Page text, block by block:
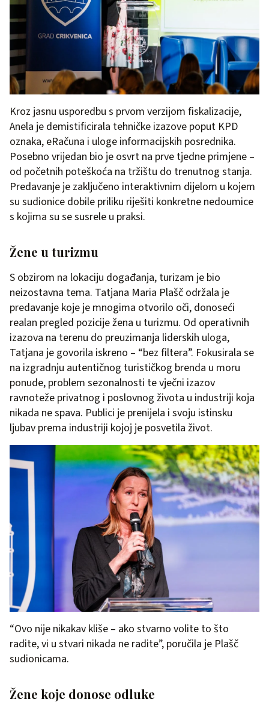
Kroz jasnu usporedbu s prvom verzijom fiskalizacije,
Anela je demistificirala tehničke izazove poput KPD
oznaka, eRačuna i uloge informacijskih posrednika.
Posebno vrijedan bio je osvrt na prve tjedne primjene –
od početnih poteškoća na tržištu do trenutnog stanja.
Predavanje je zaključeno interaktivnim dijelom u kojem
su sudionice dobile priliku riješiti konkretne nedoumice
s kojima su se susrele u praksi.
Žene u turizmu
S obzirom na lokaciju događanja, turizam je bio
neizostavna tema. Tatjana Maria Plašč održala je
predavanje koje je mnogima otvorilo oči, donoseći
realan pregled pozicije žena u turizmu. Od operativnih
izazova na terenu do preuzimanja liderskih uloga,
Tatjana je govorila iskreno – “bez filtera”. Fokusirala se
na izgradnju autentičnog turističkog brenda u moru
ponude, problem sezonalnosti te vječni izazov
ravnoteže privatnog i poslovnog života u industriji koja
nikada ne spava. Publici je prenijela i svoju istinsku
ljubav prema industriji kojoj je posvetila život.
“Ovo nije nikakav kliše – ako stvarno volite to što
radite, vi u stvari nikada ne radite”, poručila je Plašč
sudionicama.
Žene koje donose odluke